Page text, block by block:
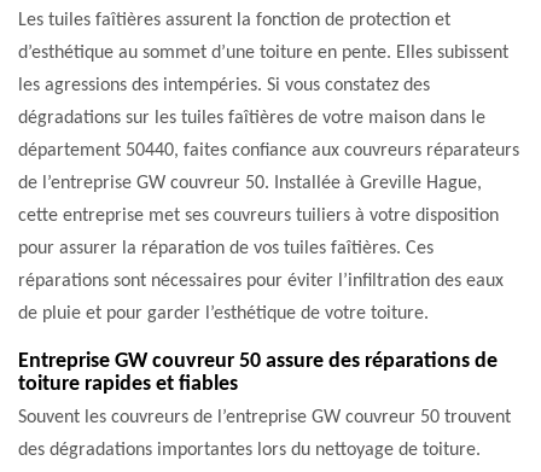
Les tuiles faîtières assurent la fonction de protection et
d’esthétique au sommet d’une toiture en pente. Elles subissent
les agressions des intempéries. Si vous constatez des
dégradations sur les tuiles faîtières de votre maison dans le
département 50440, faites confiance aux couvreurs réparateurs
de l’entreprise GW couvreur 50. Installée à Greville Hague,
cette entreprise met ses couvreurs tuiliers à votre disposition
pour assurer la réparation de vos tuiles faîtières. Ces
réparations sont nécessaires pour éviter l’infiltration des eaux
de pluie et pour garder l’esthétique de votre toiture.
Entreprise GW couvreur 50 assure des réparations de
toiture rapides et fiables
Souvent les couvreurs de l’entreprise GW couvreur 50 trouvent
des dégradations importantes lors du nettoyage de toiture.